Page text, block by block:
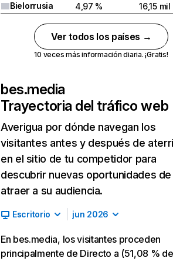
Bielorrusia
4,97 % 16,15 mil
Ver todos los países →
10 veces más información diaria. ¡Gratis!
bes.media
Trayectoria del tráfico web
Averigua por dónde navegan los
visitantes antes y después de
en el sitio de tu competidor para
descubrir nuevas oportunidades de
atraer a su audiencia.
Escritorio jun 2026
En bes.media, los visitantes proceden
principalmente de Directo a (51,08 % de